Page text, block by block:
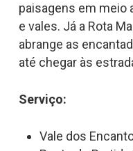
paisagens em meio
e vales. Já a Rota
abrange as
até chegar às
Serviço:
Vale dos